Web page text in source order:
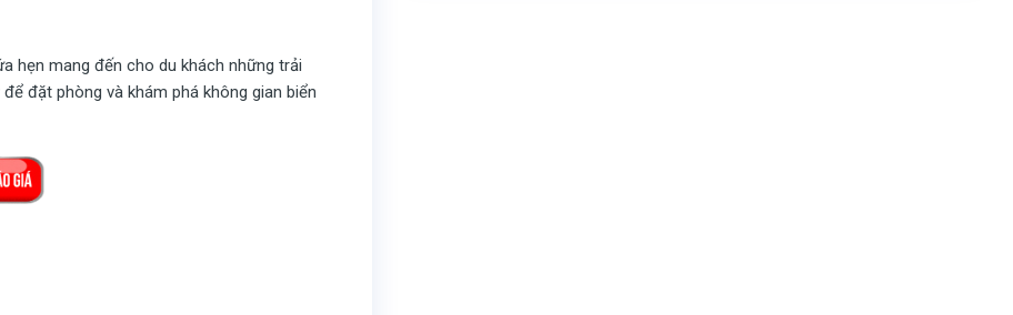
hẹn mang đến cho du khách những trải
đặt phòng và khám phá không gian biển